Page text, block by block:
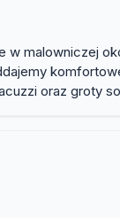
malowniczej
oraz groty